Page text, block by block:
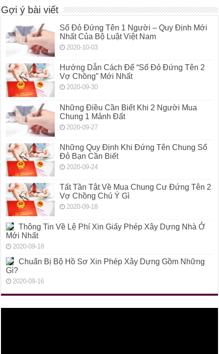
Gợi ý bài viết
Sổ Đỏ Đứng Tên 1 Người – Quy Định Mới
Nhất Của Bộ Luật Việt Nam
2020-10-03
Hướng Dẫn Cách Để “Sổ Đỏ Đứng Tên 2
Vợ Chồng” Mới Nhất
2020-09-30
Những Điều Cần Biết Khi 2 Người Mua
Chung 1 Mảnh Đất
2020-09-27
Những Quy Định Khi Đứng Tên Chung Sổ
Đỏ Bạn Cần Biết
2020-09-24
Tất Tần Tật Về Mua Chung Cư Đứng Tên 2
Vợ Chồng Chú Ý Gì
2020-09-18
Thông Tin Về Lệ Phí Xin Giấy Phép Xây Dựng Nhà Ở
Mới Nhất
2020-09-18
Chuẩn Bị Bộ Hồ Sơ Xin Phép Xây Dựng Gồm Những
Gì?
2020-09-16